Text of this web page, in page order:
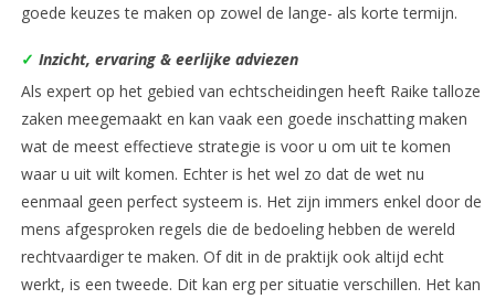
goede keuzes te maken op zowel de lange- als korte termijn.
✓ Inzicht, ervaring & eerlijke adviezen
Als expert op het gebied van echtscheidingen heeft Raike talloze
zaken meegemaakt en kan vaak een goede inschatting maken
wat de meest effectieve strategie is voor u om uit te komen
waar u uit wilt komen. Echter is het wel zo dat de wet nu
eenmaal geen perfect systeem is. Het zijn immers enkel door de
mens afgesproken regels die de bedoeling hebben de wereld
rechtvaardiger te maken. Of dit in de praktijk ook altijd echt
werkt, is een tweede. Dit kan erg per situatie verschillen. Het kan